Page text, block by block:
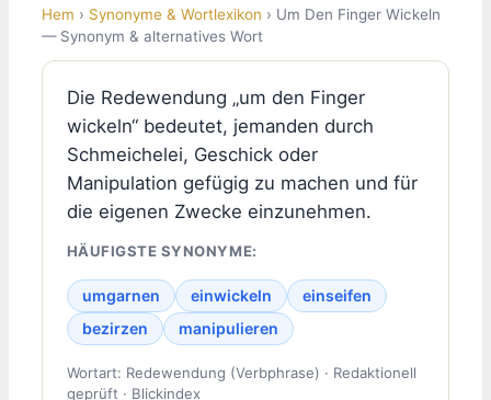
Hem › Synonyme & Wortlexikon › Um Den Finger Wickeln
— Synonym & alternatives Wort
Die Redewendung „um den Finger
wickeln“ bedeutet, jemanden durch
Schmeichelei, Geschick oder
Manipulation gefügig zu machen und für
die eigenen Zwecke einzunehmen.
HÄUFIGSTE SYNONYME:
umgarnen einwickeln
einseifen
bezirzen
manipulieren
Wortart: Redewendung (Verbphrase) · Redaktionell
geprüft · Blickindex